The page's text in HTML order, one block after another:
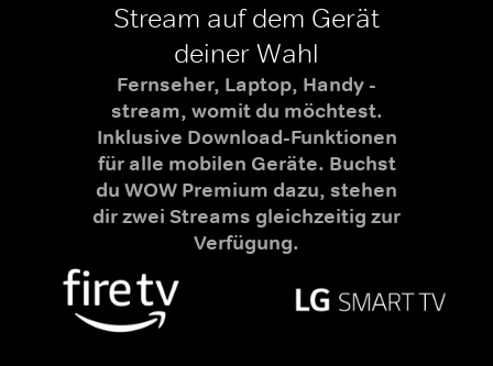
Stream auf dem Gerät
deiner Wahl
Fernseher, Laptop, Handy -
stream, womit du möchtest.
Inklusive Download-Funktionen
für alle mobilen Geräte. Buchst
du WOW Premium dazu, stehen
dir zwei Streams gleichzeitig zur
Verfügung.